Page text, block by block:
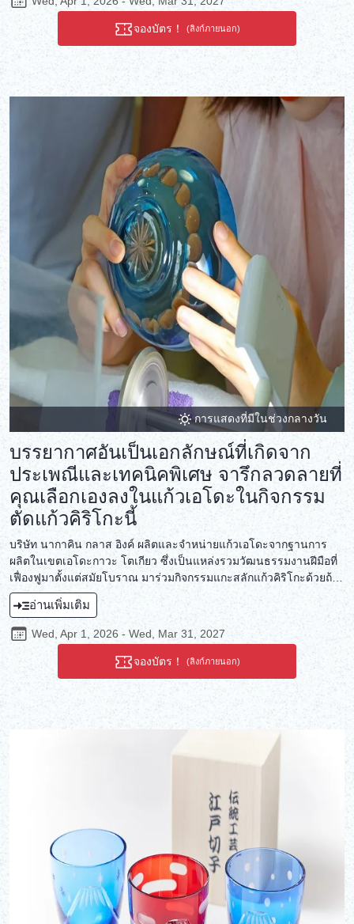
ของโตเกียวที่ได้รับการรับรองและเป็นช่างฝีมือระดับปรมาจารย์ประจำ
เขตบุงเกียว เวิร์กช็อปนี้จะทำให้คุณได้สัมผัสถึงความแข็งแกร่งของ
หวายและความยืดหยุ่น รวมถึงความเชี่ยวชาญของช่างฝีมือผู้ทำงาน
จองบัตร！ (ลิงก์ภายนอก)
การแสดงที่มีในช่วงกลางวัน
บรรยากาศอันเป็นเอกลักษณ์ที่เกิดจาก
ประเพณีและเทคนิคพิเศษ จารึกลวดลายที่
คุณเลือกเองลงในแก้วเอโดะในกิจกรรม
ตัดแก้วคิริโกะนี้
บริษัท นากาคิน กลาส อิงค์ ผลิตและจำหน่ายแก้วเอโดะจากฐานการ
ผลิตในเขตเอโดะกาวะ โตเกียว ซึ่งเป็นแหล่งรวมวัฒนธรรมงานฝีมือที่
เฟื่องฟูมาตั้งแต่สมัยโบราณ มาร่วมกิจกรรมแกะสลักแก้วคิริโกะด้วยถ้วย
ชามัทฉะแก้วเอโดะ ณ เวิร์กช็อปแห่งนี้ ซึ่งสืบทอดประเพณีแก้วเอโดะ
อันยาวนาน สร้างสรรค์ผลงานชิ้นเอกด้วยการวาดและแกะสลัก
ลวดลายพิเศษของคุณเองในถ้วยชามัทฉะที่ผ่านการเจียระไนอย่าง
ประณีตโดยช่างฝีมือ เพลิดเพลินกับกิจกรรมพิธีชงชาบนเสื่อทาทามิของ
เวิร์กช็อปด้วยถ้วยชามัทฉะที่ทำเสร็จแล้ว สัมผัสความงามของสีสันและ
ความแวววาวของแก้วเอโดะ และศิลปะแห่งงานฝีมือ
อ่านเพิ่มเติม
Wed, Apr 1, 2026 - Wed, Mar 31, 2027
จองบัตร！ (ลิงก์ภายนอก)